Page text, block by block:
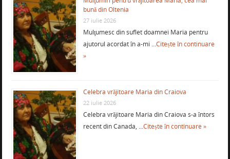
bună din Oltenia
27 iulie 2026
Mulţumesc din suflet doamnei Maria pentru
ajutorul acordat în a-mi …Citește în continuare
»
Celebra vrăjitoare Maria din Craiova
22 iulie 2026
Celebra vrăjitoare Maria din Craiova s-a întors
recent din Canada, …Citește în continuare »